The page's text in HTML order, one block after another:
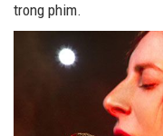
trong phim.